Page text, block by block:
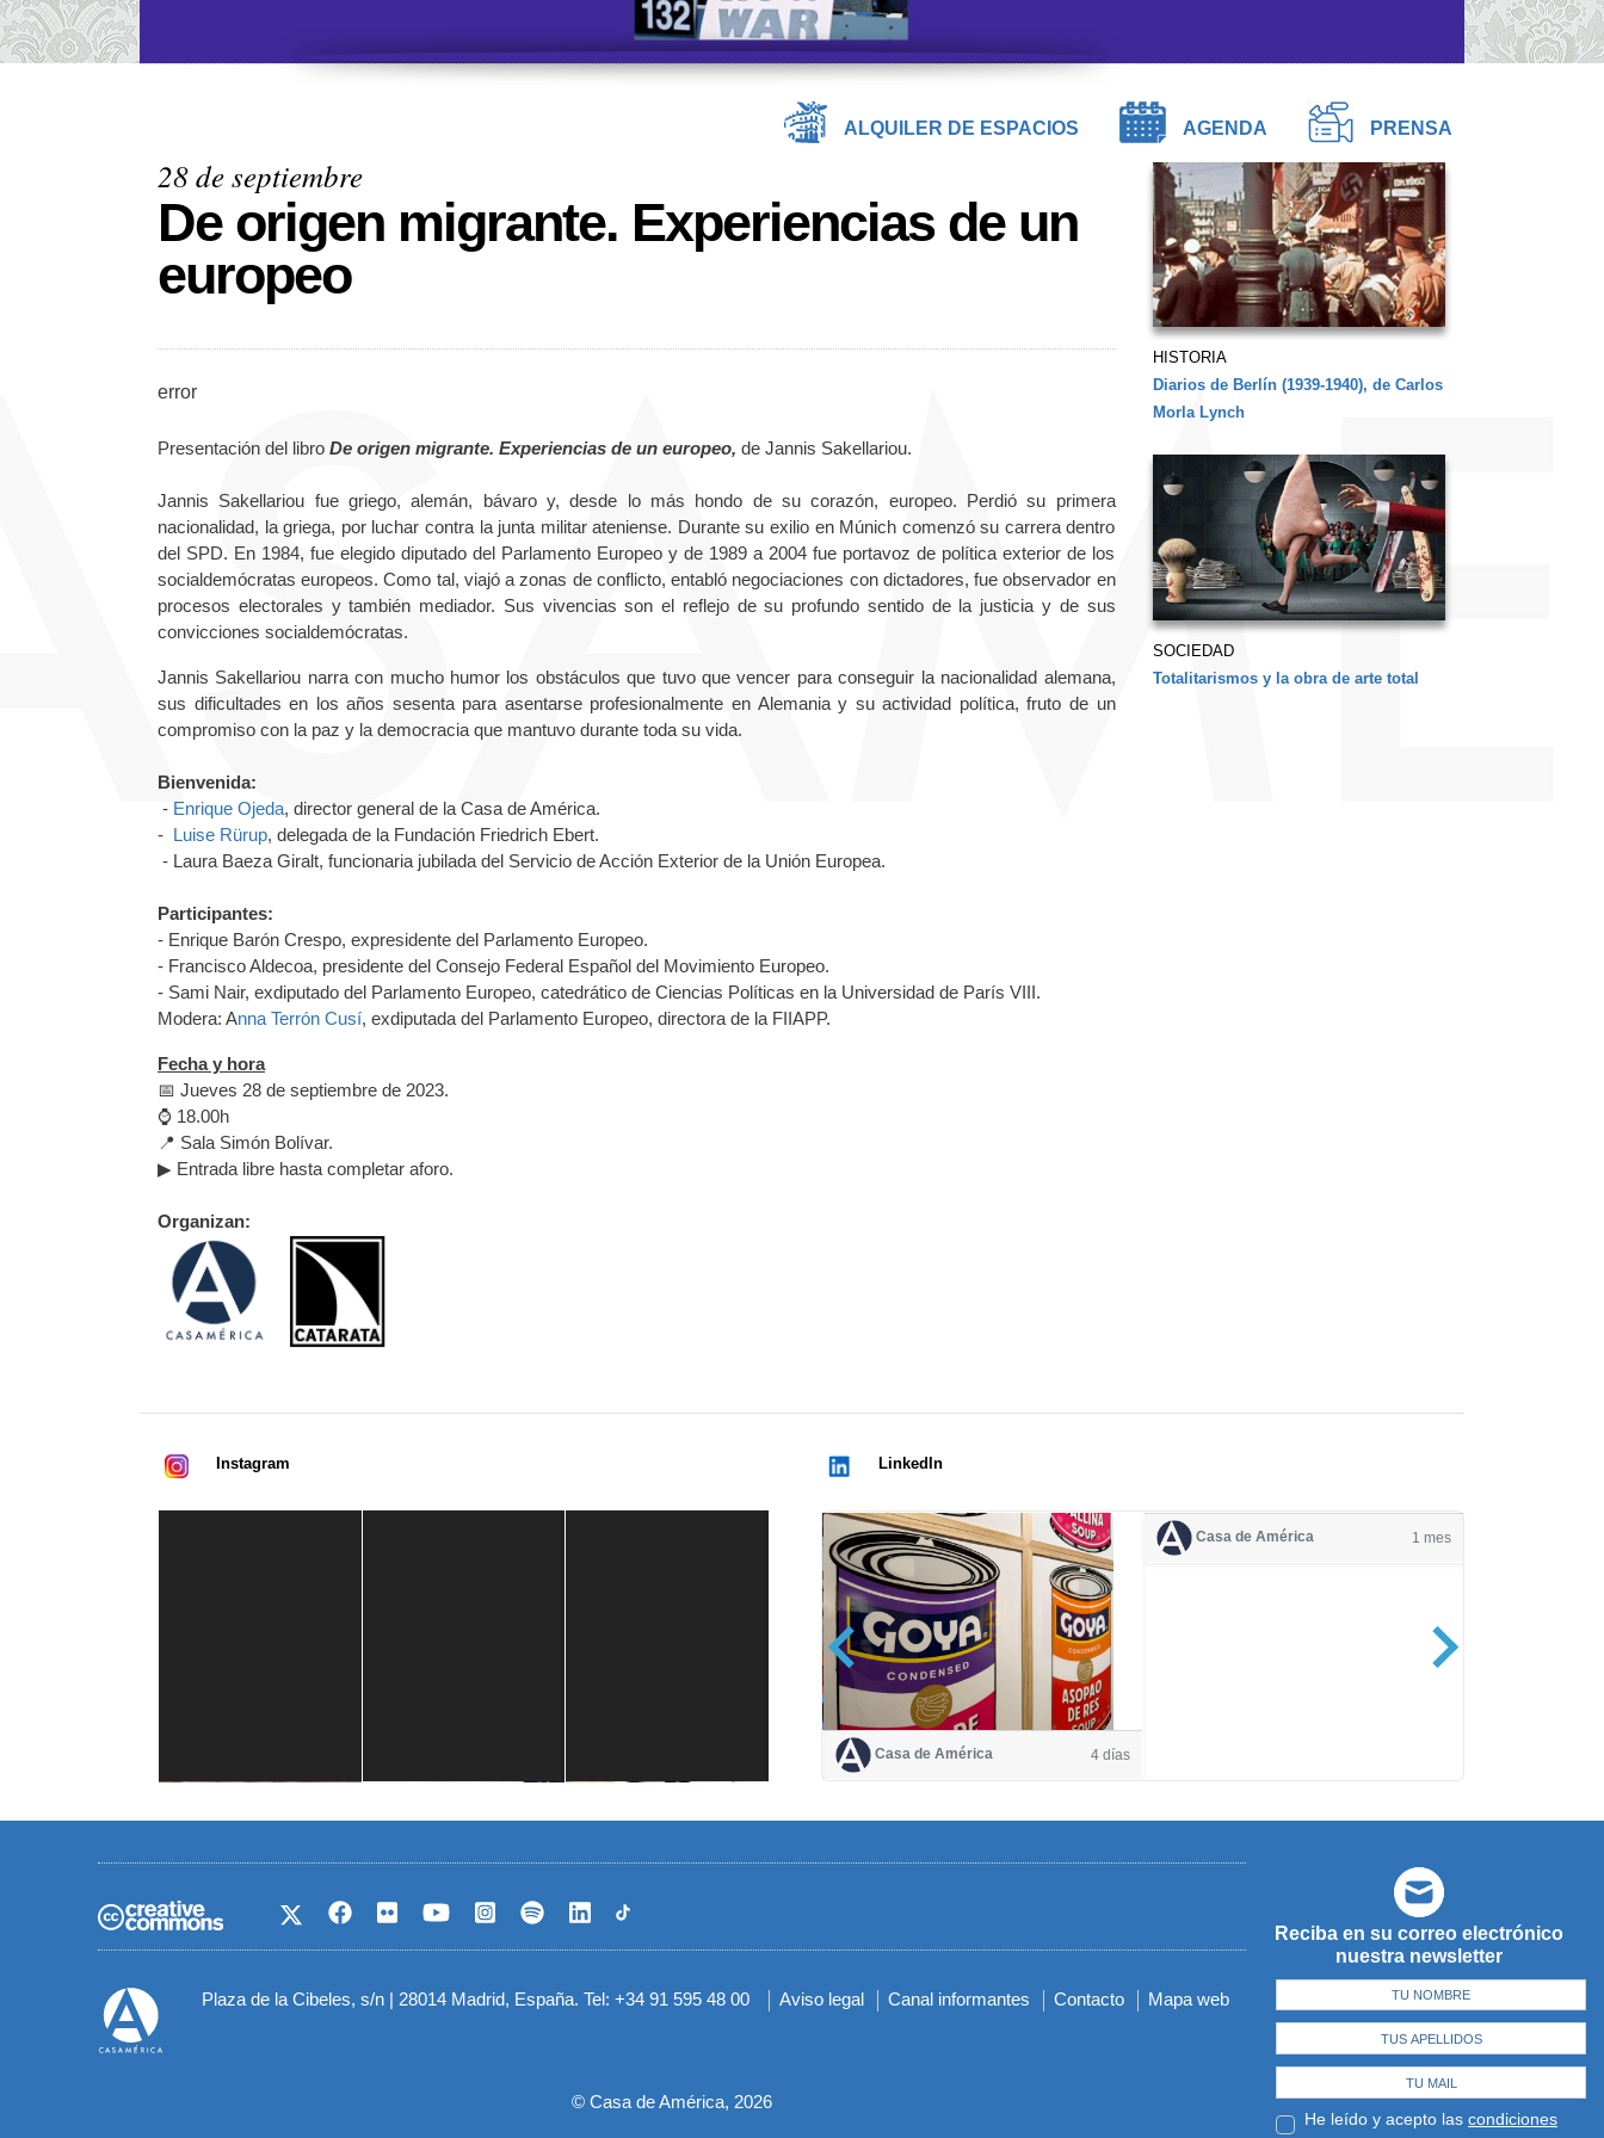
ALQUILER DE ESPACIOS AGENDA PRENSA
28 de septiembre
De origen migrante. Experiencias de un
europeo
error
Presentación del libro De origen migrante. Experiencias de un europeo, de Jannis Sakellariou.
Jannis Sakellariou fue griego, alemán, bávaro y, desde lo más hondo de su corazón, europeo. Perdió su primera
nacionalidad, la griega, por luchar contra la junta militar ateniense. Durante su exilio en Múnich comenzó su carrera dentro
del SPD. En 1984, fue elegido diputado del Parlamento Europeo y de 1989 a 2004 fue portavoz de política exterior de los
socialdemócratas europeos. Como tal, viajó a zonas de conflicto, entabló negociaciones con dictadores, fue observador en
procesos electorales y también mediador. Sus vivencias son el reflejo de su profundo sentido de la justicia y de sus
convicciones socialdemócratas.
Jannis Sakellariou narra con mucho humor los obstáculos que tuvo que vencer para conseguir la nacionalidad alemana,
sus dificultades en los años sesenta para asentarse profesionalmente en Alemania y su actividad política, fruto de un
compromiso con la paz y la democracia que mantuvo durante toda su vida.
Bienvenida:
- Enrique Ojeda, director general de la Casa de América.
- Luise Rürup, delegada de la Fundación Friedrich Ebert.
- Laura Baeza Giralt, funcionaria jubilada del Servicio de Acción Exterior de la Unión Europea.
Participantes:
- Enrique Barón Crespo, expresidente del Parlamento Europeo.
- Francisco Aldecoa, presidente del Consejo Federal Español del Movimiento Europeo.
- Sami Nair, exdiputado del Parlamento Europeo, catedrático de Ciencias Políticas en la Universidad de París VIII.
Modera: Anna Terrón Cusí, exdiputada del Parlamento Europeo, directora de la FIIAPP.
Fecha y hora
📅 Jueves 28 de septiembre de 2023.
⌚ 18.00h
📍 Sala Simón Bolívar.
▶ Entrada libre hasta completar aforo.
Organizan:
HISTORIA
Diarios de Berlín (1939-1940), de Carlos
Morla Lynch
SOCIEDAD
Totalitarismos y la obra de arte total
Instagram LinkedIn
Casa de América 4 días
Casa de América 1 mes
Reciba en su correo electrónico
nuestra newsletter
He leído y acepto las condiciones
Plaza de la Cibeles, s/n | 28014 Madrid, España. Tel: +34 91 595 48 00
Menú
pie
Aviso legal Canal informantes Contacto Mapa web
© Casa de América, 2026